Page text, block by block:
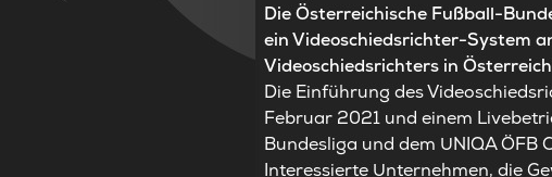
Die Österreichische Fußball-
ein Videoschiedsrichter-System
Videoschiedsrichters in
Die Einführung des
Februar 2021 und einem
Bundesliga und dem UNIQA
Interessierte Unternehmen, die